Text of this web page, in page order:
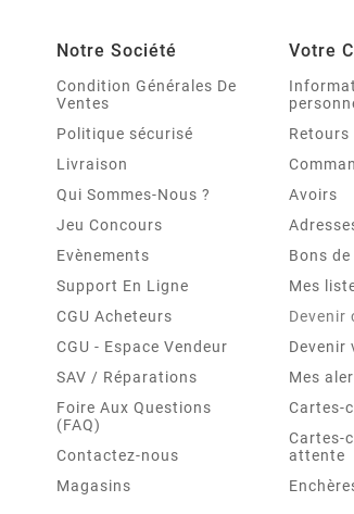
Notre Société
Condition Générales De
Ventes
Politique sécurisé
Livraison
Qui Sommes-Nous ?
Jeu Concours
Evènements
Support En Ligne
CGU Acheteurs
CGU - Espace Vendeur
SAV / Réparations
Foire Aux Questions
(FAQ)
Contactez-nous
Magasins
Votre
Avoirs
Bons
Mes
Devenir
Devenir
Mes
Cartes-
Cartes-
attente